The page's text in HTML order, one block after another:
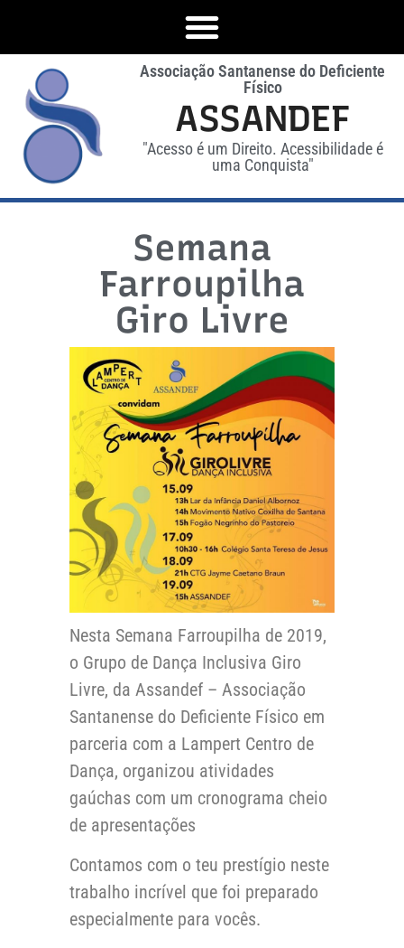
Associação Santanense do Deficiente
Físico
ASSANDEF
"Acesso é um Direito. Acessibilidade é
uma Conquista"
Semana
Farroupilha
Giro Livre
Nesta Semana Farroupilha de 2019,
o Grupo de Dança Inclusiva Giro
Livre, da Assandef – Associação
Santanense do Deficiente Físico em
parceria com a Lampert Centro de
Dança, organizou atividades
gaúchas com um cronograma cheio
de apresentações
Contamos com o teu prestígio neste
trabalho incrível que foi preparado
especialmente para vocês.